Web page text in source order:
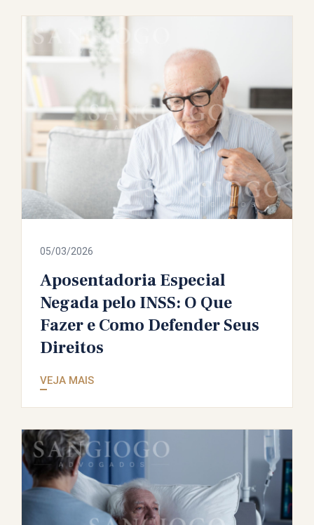
05/03/2026
Aposentadoria Especial
Negada pelo INSS: O Que
Fazer e Como Defender Seus
Direitos
VEJA MAIS